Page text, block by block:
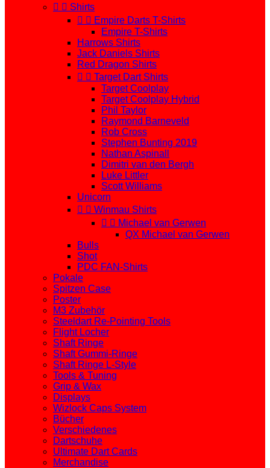
  Shirts
  Empire Darts T-Shirts
Empire T-Shirts
Harrows Shirts
Jack Daniels Shirts
Red Dragon Shirts
  Target Dart Shirts
Target Coolplay
Target Coolplay Hybrid
Phil Taylor
Raymond Barneveld
Rob Cross
Stephen Bunting 2019
Nathan Aspinall
Dimitri van den Bergh
Luke Littler
Scott Williams
Unicorn
  Winmau Shirts
  Michael van Gerwen
QX Michael van Gerwen
Bulls
Shot
PDC FAN-Shirts
Pokale
Spitzen Case
Poster
M3 Zubehör
Steeldart Re-Pointing Tools
Flight Locher
Shaft Ringe
Shaft Gummi-Ringe
Shaft Ringe L-Style
Tools & Tuning
Grip & Wax
Displays
Wizlock Caps System
Bücher
Verschiedenes
Dartschuhe
Ultimate Dart Cards
Merchandise